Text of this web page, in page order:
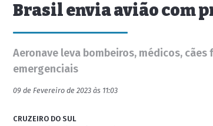
Brasil envia avião com
Aeronave leva bombeiros, médicos,
emergenciais
09 de Fevereiro de 2023 às 11:03
CRUZEIRO DO SUL